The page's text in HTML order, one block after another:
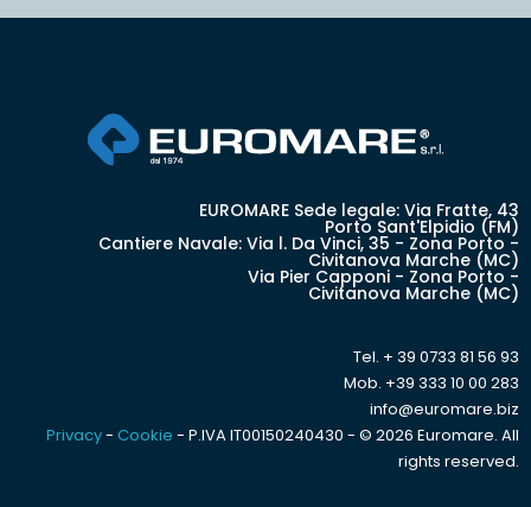
EUROMARE Sede legale: Via Fratte, 43
Porto Sant'Elpidio (FM)
Cantiere Navale: Via l. Da Vinci, 35 - Zona Porto -
Civitanova Marche (MC)
Via Pier Capponi - Zona Porto -
Civitanova Marche (MC)
Tel. + 39 0733 81 56 93
Mob. +39 333 10 00 283
info@euromare.biz
Privacy- Cookie - P.IVA IT00150240430 - © 2026 Euromare. All
rights reserved.